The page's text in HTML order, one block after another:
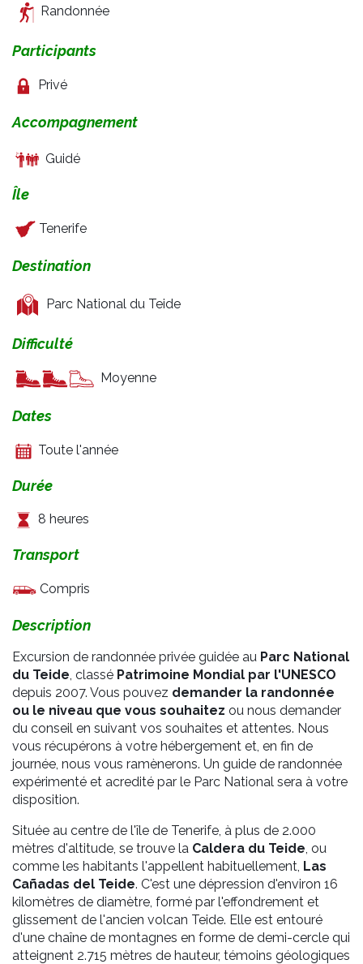
Randonnée
Participants
Privé
Accompagnement
Guidé
Île
Tenerife
Destination
Parc National du Teide
Difficulté
Moyenne
Dates
Toute l'année
Durée
8 heures
Transport
Compris
Description
Excursion de randonnée privée guidée au Parc National
du Teide, classé Patrimoine Mondial par l'UNESCO
depuis 2007. Vous pouvez demander la randonnée
ou le niveau que vous souhaitez ou nous demander
du conseil en suivant vos souhaites et attentes. Nous
vous récupérons à votre hébergement et, en fin de
journée, nous vous ramènerons. Un guide de randonnée
expérimenté et acredité par le Parc National sera à votre
disposition.
Située au centre de l'île de Tenerife, à plus de 2.000
mètres d'altitude, se trouve la Caldera du Teide, ou
comme les habitants l'appellent habituellement, Las
Cañadas del Teide. C'est une dépression d'environ 16
kilomètres de diamètre, formé par l'effondrement et
glissement de l'ancien volcan Teide. Elle est entouré
d'une chaîne de montagnes en forme de demi-cercle qui
atteignent 2.715 mètres de hauteur, témoins géologiques